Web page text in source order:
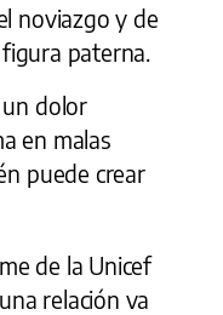
noviazgo y de
paterna.
dolor
en malas
puede crear
de la Unicef
relación va